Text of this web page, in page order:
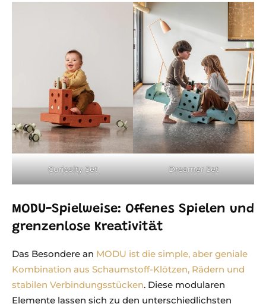
Curiosity Set Dreamer Set
MODU-Spielweise: Offenes Spielen und
grenzenlose Kreativität
Das Besondere an MODU ist die simple, aber geniale
Kombination aus Schaumstoff-Klötzen, Rädern und
stabilen Verbindungsstücken. Diese modularen
Elemente lassen sich zu den unterschiedlichsten